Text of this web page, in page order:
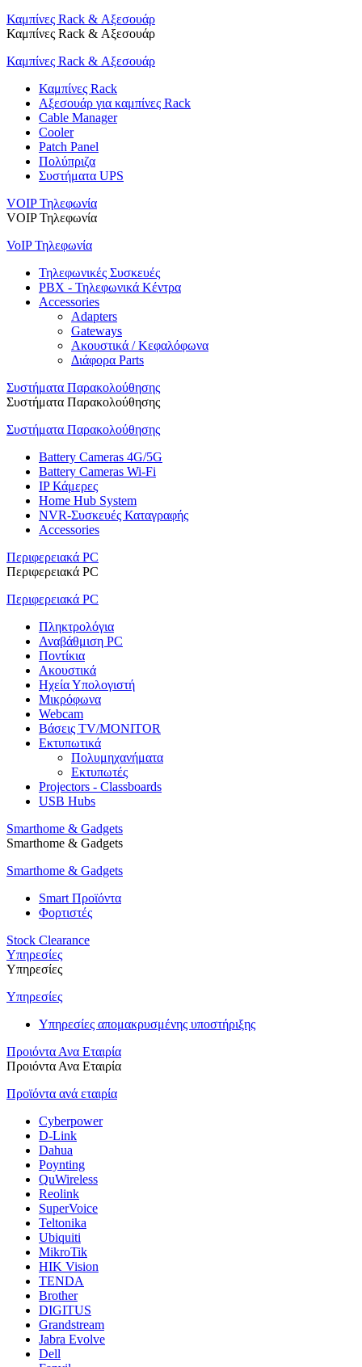
Καμπίνες Rack & Αξεσουάρ
Καμπίνες Rack & Αξεσουάρ
Καμπίνες Rack & Αξεσουάρ
Καμπίνες Rack
Αξεσουάρ για καμπίνες Rack
Cable Manager
Cooler
Patch Panel
Πολύπριζα
Συστήματα UPS
VOIP Τηλεφωνία
VOIP Τηλεφωνία
VoIP Τηλεφωνία
Τηλεφωνικές Συσκευές
PBX - Τηλεφωνικά Κέντρα
Accessories
Adapters
Gateways
Ακουστικά / Κεφαλόφωνα
Διάφορα Parts
Συστήματα Παρακολούθησης
Συστήματα Παρακολούθησης
Συστήματα Παρακολούθησης
Battery Cameras 4G/5G
Battery Cameras Wi-Fi
IP Κάμερες
Home Hub System
NVR-Συσκευές Καταγραφής
Accessories
Περιφερειακά PC
Περιφερειακά PC
Περιφερειακά PC
Πληκτρολόγια
Αναβάθμιση PC
Ποντίκια
Ακουστικά
Ηχεία Υπολογιστή
Μικρόφωνα
Webcam
Βάσεις TV/MONITOR
Εκτυπωτικά
Πολυμηχανήματα
Εκτυπωτές
Projectors - Classboards
USB Hubs
Smarthome & Gadgets
Smarthome & Gadgets
Smarthome & Gadgets
Smart Προϊόντα
Φορτιστές
Stock Clearance
Υπηρεσίες
Υπηρεσίες
Υπηρεσίες
Υπηρεσίες απομακρυσμένης υποστήριξης
Προιόντα Ανα Εταιρία
Προιόντα Ανα Εταιρία
Προϊόντα ανά εταιρία
Cyberpower
D-Link
Dahua
Poynting
QuWireless
Reolink
SuperVoice
Teltonika
Ubiquiti
MikroTik
HIK Vision
TENDA
Brother
DIGITUS
Grandstream
Jabra Evolve
Dell